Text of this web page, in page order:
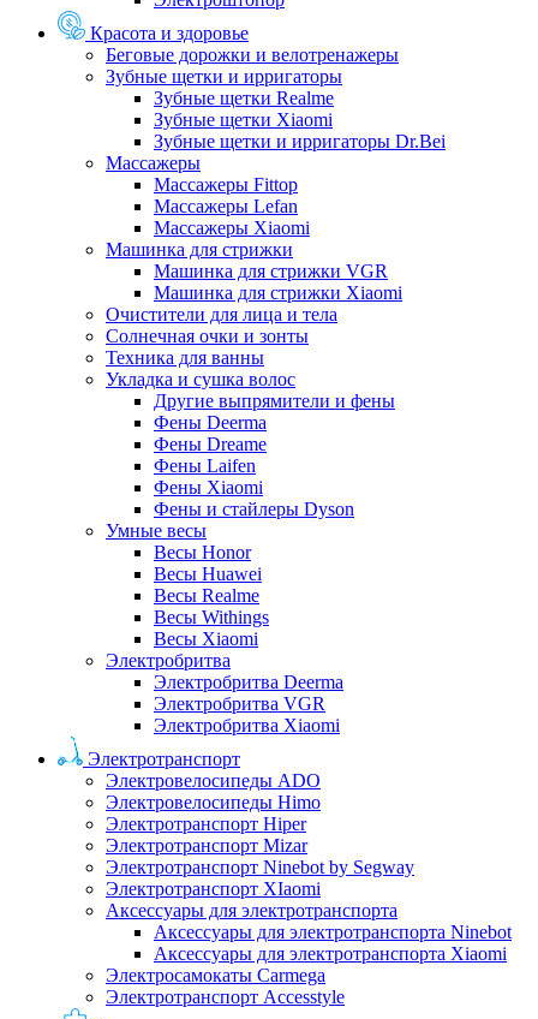
Красота и здоровье
Беговые дорожки и велотренажеры
Зубные щетки и ирригаторы
Зубные щетки Realme
Зубные щетки Xiaomi
Зубные щетки и ирригаторы Dr.Bei
Массажеры
Массажеры Fittop
Массажеры Lefan
Массажеры Xiaomi
Машинка для стрижки
Машинка для стрижки VGR
Машинка для стрижки Xiaomi
Очистители для лица и тела
Солнечная очки и зонты
Техника для ванны
Укладка и сушка волос
Другие выпрямители и фены
Фены Deerma
Фены Dreame
Фены Laifen
Фены Xiaomi
Фены и стайлеры Dyson
Умные весы
Весы Honor
Весы Huawei
Весы Realme
Весы Withings
Весы Xiaomi
Электробритва
Электробритва Deerma
Электробритва VGR
Электробритва Xiaomi
Электротранспорт
Электровелосипеды ADO
Электровелосипеды Himo
Электротранспорт Hiper
Электротранспорт Mizar
Электротранспорт Ninebot by Segway
Электротранспорт XIaomi
Аксессуары для электротранспорта
Аксессуары для электротранспорта Ninebot
Аксессуары для электротранспорта Xiaomi
Электросамокаты Carmega
Электротранспорт Accesstyle